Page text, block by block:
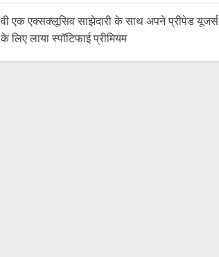
वी एक एक्सक्लूसिव साझेदारी के साथ अपने प्रीपेड यूजर्स
के लिए लाया स्पॉटिफाई प्रीमियम